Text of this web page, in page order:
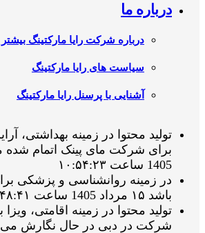
درباره ما
درباره شرکت رایا مارکتینگ بیشتر
سیاست های رایا مارکتینگ
آشنایی با پرسنل رایا مارکتینگ
تولید محتوا در زمینه بهداشتی،
1405 ساعت ۱۰:۵۴:۲۳
باشد ۱۵ مرداد 1405 ساعت ۱۰:۴۸:۴۱
تولید محتوا در زمینه اقامتی،